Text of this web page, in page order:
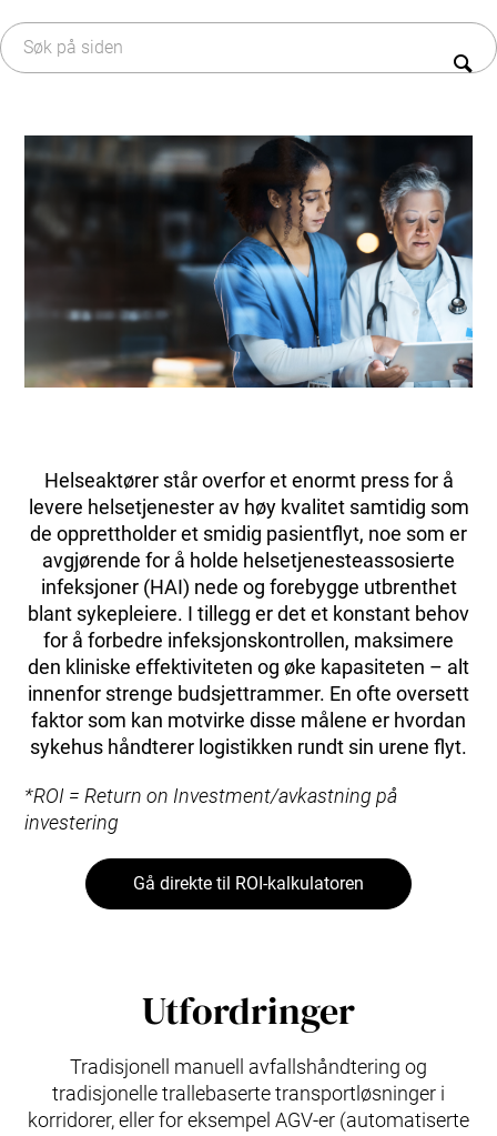
Avfallsfraksjoner
R&D
Serviceavtaler
Om Envac
Historie
Helseaktører står overfor et enormt press for å
levere helsetjenester av høy kvalitet samtidig som
de opprettholder et smidig pasientflyt, noe som er
avgjørende for å holde helsetjenesteassosierte
infeksjoner (HAI) nede og forebygge utbrenthet
blant sykepleiere. I tillegg er det et konstant behov
for å forbedre infeksjonskontrollen, maksimere
den kliniske effektiviteten og øke kapasiteten – alt
innenfor strenge budsjettrammer. En ofte oversett
faktor som kan motvirke disse målene er hvordan
sykehus håndterer logistikken rundt sin urene flyt.
*ROI = Return on Investment/avkastning på
investering
Gå direkte til ROI‑kalkulatoren
Utfordringer
Tradisjonell manuell avfallshåndtering og
tradisjonelle trallebaserte transportløsninger i
korridorer, eller for eksempel AGV-er (automatiserte